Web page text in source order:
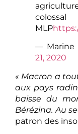
MLP
— Marine
21, 2020
« Macron a
aux pays
baisse du
Bérézina. Au
patron des